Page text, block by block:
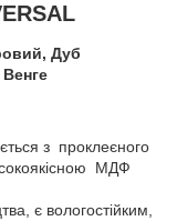
Дуб
з проклеєного
МДФ
є вологостійким,